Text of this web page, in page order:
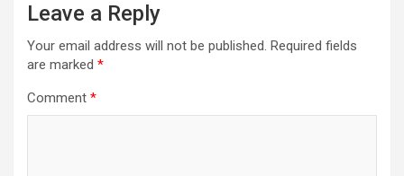
Leave a Reply
Your email address will not be published. Required fields
are marked *
Comment *